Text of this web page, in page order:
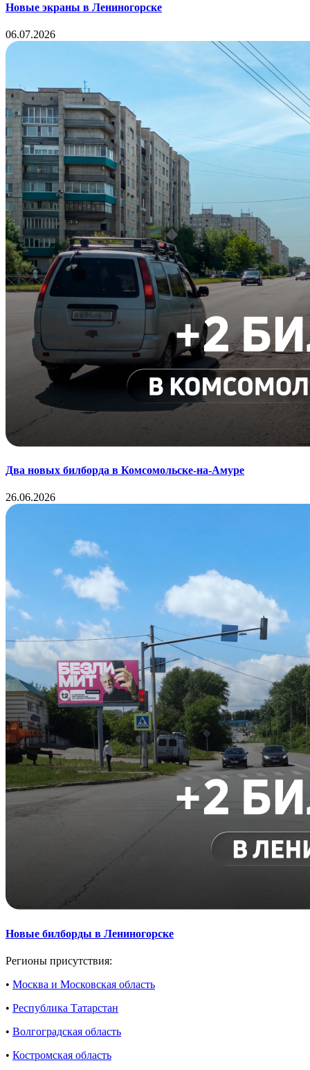
Новые экраны в Лениногорске
06.07.2026
Два новых билборда в Комсомольске-на-Амуре
26.06.2026
Новые билборды в Лениногорске
Регионы присутствия:
• Москва и Московская область
• Республика Татарстан
• Волгоградская область
• Костромская область